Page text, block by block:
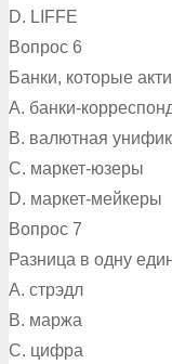
D. LIFFE
Вопрос 6
Банки, которые
A. банки-
B. валютная
C. маркет-юзеры
D. маркет-мейкеры
Вопрос 7
Разница в одну
A. стрэдл
B. маржа
C. цифра